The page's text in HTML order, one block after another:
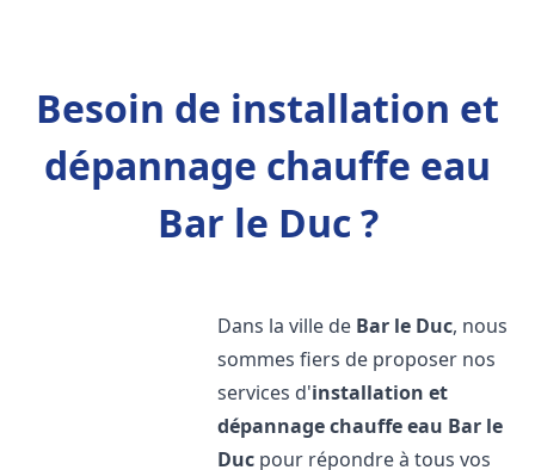
Besoin de installation et
dépannage chauffe eau
Bar le Duc ?
Dans la ville de Bar le Duc, nous
sommes fiers de proposer nos
services d'installation et
dépannage chauffe eau Bar le
Duc pour répondre à tous vos